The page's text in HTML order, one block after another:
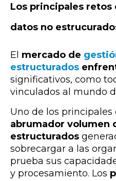
Los principales retos
datos no
El mercado de
estructurados
significativos, como
vinculados al mundo
Uno de los principales
abrumador volumen
estructurados
sobrecargar a las
prueba sus
y procesamiento. Los